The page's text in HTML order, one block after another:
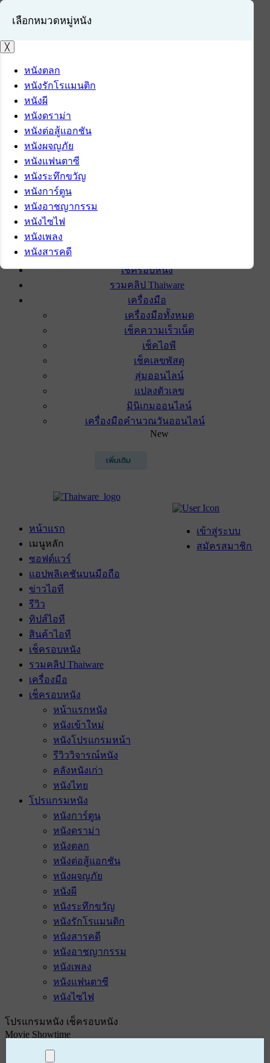
เข้าสู่ระบบ
สมัครสมาชิก
เช็ครอบหนัง
รวมคลิป Thaiware
เครื่องมือ
เครื่องมือทั้งหมด
เช็คความเร็วเน็ต
เช็คไอพี
เช็คเลขพัสดุ
สุ่มออนไลน์
แปลงตัวเลข
มินิเกมออนไลน์
เครื่องมือคำนวณวันออนไลน์
New
เพิ่มเติม
เข้าสู่ระบบ
สมัครสมาชิก
หน้าแรก
เมนูหลัก
ซอฟต์แวร์
แอปพลิเคชันบนมือถือ
ข่าวไอที
รีวิว
ทิปส์ไอที
สินค้าไอที
เช็ครอบหนัง
รวมคลิป Thaiware
เครื่องมือ
เช็ครอบหนัง
หน้าแรกหนัง
หนังเข้าใหม่
หนังโปรแกรมหน้า
รีวิววิจารณ์หนัง
คลังหนังเก่า
หนังไทย
โปรแกรมหนัง
หนังการ์ตูน
หนังดราม่า
หนังตลก
หนังต่อสู้แอกชัน
หนังผจญภัย
หนังผี
หนังระทึกขวัญ
หนังรักโรแมนติก
หนังสารคดี
หนังอาชญากรรม
หนังเพลง
หนังแฟนตาซี
หนังไซไฟ
โปรแกรมหนัง เช็ครอบหนัง
Movie Showtime
เลือกหมวดหมู่หนัง
╳
หนังตลก
หนังรักโรแมนติก
หนังผี
หนังดราม่า
หนังต่อสู้แอกชัน
หนังผจญภัย
หนังแฟนตาซี
หนังระทึกขวัญ
หนังการ์ตูน
หนังอาชญากรรม
หนังไซไฟ
หนังเพลง
หนังสารคดี